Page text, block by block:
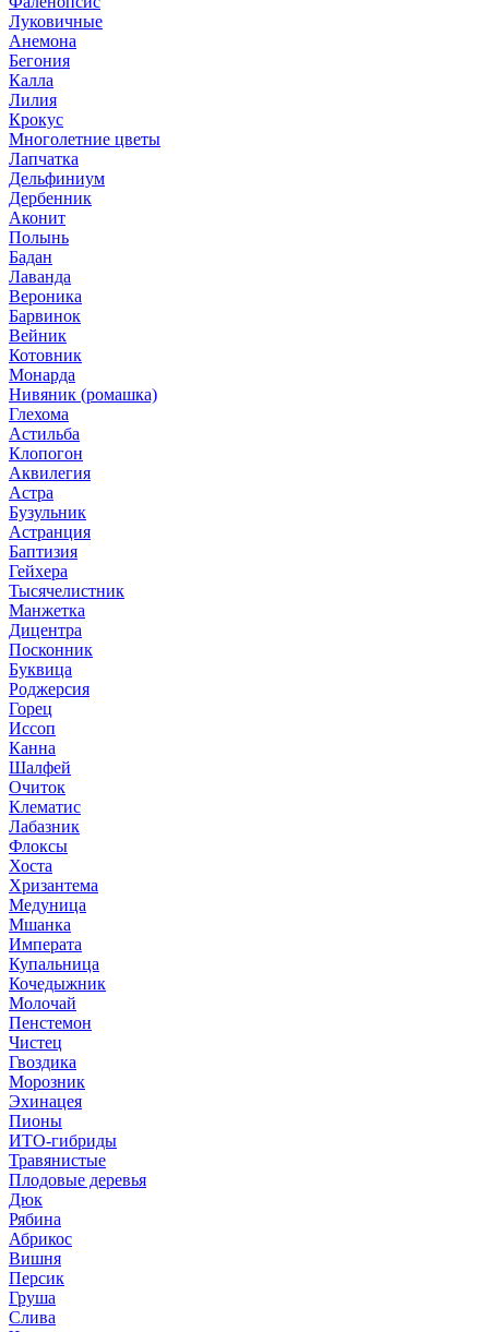
Луковичные
Анемона
Бегония
Калла
Лилия
Крокус
Многолетние цветы
Лапчатка
Дельфиниум
Дербенник
Аконит
Полынь
Бадан
Лаванда
Вероника
Барвинок
Вейник
Котовник
Монарда
Нивяник (ромашка)
Глехома
Астильба
Клопогон
Аквилегия
Астра
Бузульник
Астранция
Баптизия
Гейхера
Тысячелистник
Манжетка
Дицентра
Посконник
Буквица
Роджерсия
Горец
Иссоп
Канна
Шалфей
Очиток
Клематис
Лабазник
Флоксы
Хоста
Хризантема
Медуница
Мшанка
Императа
Купальница
Кочедыжник
Молочай
Пенстемон
Чистец
Гвоздика
Морозник
Эхинацея
Пионы
ИТО-гибриды
Травянистые
Плодовые деревья
Дюк
Рябина
Абрикос
Вишня
Персик
Груша
Слива